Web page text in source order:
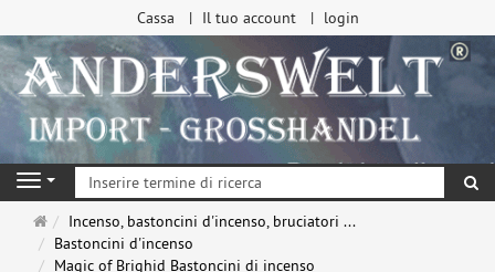
Cassa Il tuo account login
Navigation
Pagina
principale
Incenso, bastoncini d'incenso, bruciatori ...
Bastoncini d'incenso
Magic of Brighid Bastoncini di incenso